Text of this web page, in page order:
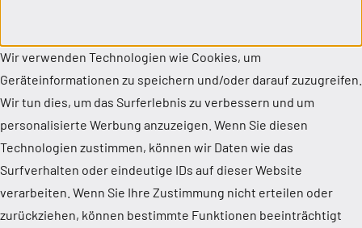
Wir verwenden Technologien wie Cookies, um
Geräteinformationen zu speichern und/oder darauf zuzugreifen.
Wir tun dies, um das Surferlebnis zu verbessern und um
personalisierte Werbung anzuzeigen. Wenn Sie diesen
Technologien zustimmen, können wir Daten wie das
Surfverhalten oder eindeutige IDs auf dieser Website
verarbeiten. Wenn Sie Ihre Zustimmung nicht erteilen oder
zurückziehen, können bestimmte Funktionen beeinträchtigt